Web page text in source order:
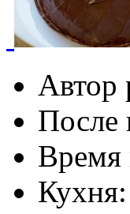
Автор
После
Время